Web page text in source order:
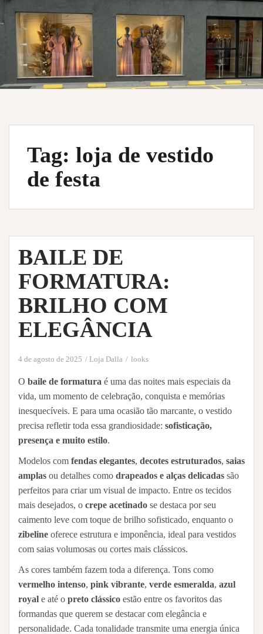
Tag: loja de vestido
de festa
BAILE DE
FORMATURA:
BRILHO COM
ELEGÂNCIA
4 de agosto de 2025 Loja Dalla looks
O baile de formatura é uma das noites mais especiais da
vida, um momento de celebração, conquista e memórias
inesquecíveis. E para uma ocasião tão marcante, o vestido
precisa refletir toda essa grandiosidade: sofisticação,
presença e muito estilo.
Modelos com fendas elegantes, decotes estruturados, saias
amplas ou detalhes como drapeados e alças delicadas são
perfeitos para criar um visual de impacto. Entre os tecidos
mais desejados, o crepe acetinado se destaca por seu
caimento leve com toque de brilho sofisticado, enquanto o
zibeline oferece estrutura e imponência, ideal para vestidos
com saias volumosas ou cortes mais clássicos.
As cores também fazem toda a diferença. Tons como
vermelho intenso, pink vibrante, verde esmeralda, azul
royal e até o preto clássico estão entre os favoritos das
formandas que querem se destacar com elegância e
personalidade. Cada tonalidade transmite uma energia única